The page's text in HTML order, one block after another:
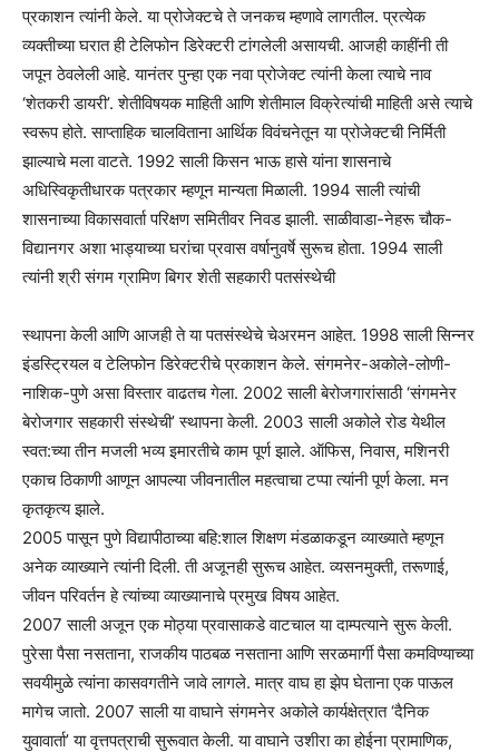
प्रकाशन त्यांनी केले. या प्रोजेक्टचे ते जनकच म्हणावे लागतील. प्रत्येक
व्यक्तीच्या घरात ही टेलिफोन डिरेक्टरी टांगलेली असायची. आजही काहींनी ती
जपून ठेवलेली आहे. यानंतर पुन्हा एक नवा प्रोजेक्ट त्यांनी केला त्याचे नाव
‘शेतकरी डायरी’. शेतीविषयक माहिती आणि शेतीमाल विक्रेत्यांची माहिती असे त्याचे
स्वरूप होते. साप्ताहिक चालविताना आर्थिक विवंचनेतून या प्रोजेक्टची निर्मिती
झाल्याचे मला वाटते. 1992 साली किसन भाऊ हासे यांना शासनाचे
अधिस्विकृतीधारक पत्रकार म्हणून मान्यता मिळाली. 1994 साली त्यांची
शासनाच्या विकासवार्ता परिक्षण समितीवर निवड झाली. साळीवाडा-नेहरू चौक-
विद्यानगर अशा भाड्याच्या घरांचा प्रवास वर्षानुवर्षे सुरूच होता. 1994 साली
त्यांनी श्री संगम ग्रामिण बिगर शेती सहकारी पतसंस्थेची
स्थापना केली आणि आजही ते या पतसंस्थेचे चेअरमन आहेत. 1998 साली सिन्नर
इंडस्ट्रियल व टेलिफोन डिरेक्टरीचे प्रकाशन केले. संगमनेर-अकोले-लोणी-
नाशिक-पुणे असा विस्तार वाढतच गेला. 2002 साली बेरोजगारांसाठी ‘संगमनेर
बेरोजगार सहकारी संस्थेची’ स्थापना केली. 2003 साली अकोले रोड येथील
स्वत:च्या तीन मजली भव्य इमारतीचे काम पूर्ण झाले. ऑफिस, निवास, मशिनरी
एकाच ठिकाणी आणून आपल्या जीवनातील महत्वाचा टप्पा त्यांनी पूर्ण केला. मन
कृतकृत्य झाले.
2005 पासून पुणे विद्यापीठाच्या बहि:शाल शिक्षण मंडळाकडून व्याख्याते म्हणून
अनेक व्याख्याने त्यांनी दिली. ती अजूनही सुरूच आहेत. व्यसनमुक्ती, तरूणाई,
जीवन परिवर्तन हे त्यांच्या व्याख्यानाचे प्रमुख विषय आहेत.
2007 साली अजून एक मोठ्या प्रवासाकडे वाटचाल या दाम्पत्याने सुरू केली.
पुरेसा पैसा नसताना, राजकीय पाठबळ नसताना आणि सरळमार्गी पैसा कमविण्याच्या
सवयीमुळे त्यांना कासवगतीने जावे लागले. मात्र वाघ हा झेप घेताना एक पाऊल
मागेच जातो. 2007 साली या वाघाने संगमनेर अकोले कार्यक्षेत्रात ‘दैनिक
युवावार्ता’ या वृत्तपत्राची सुरूवात केली. या वाघाने उशीरा का होईना प्रामाणिक,